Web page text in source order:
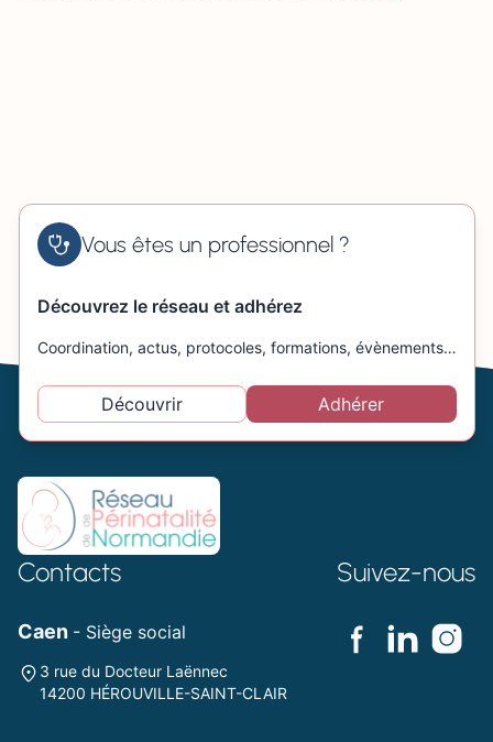
Vous êtes un professionnel ?
Découvrez le réseau et adhérez
Coordination, actus, protocoles, formations, évènements…
Découvrir Adhérer
Contacts
Caen - Siège social
3 rue du Docteur Laënnec
14200 HÉROUVILLE-SAINT-CLAIR
Suivez-nous